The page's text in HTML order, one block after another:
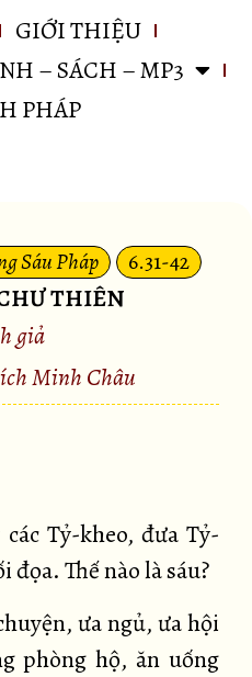
GIỚI THIỆU
– SÁCH – MP3
PHÁP
Sáu Pháp 6.31-42
THIÊN
giả
Minh Châu
Tỷ-kheo, đưa Tỷ-
Thế nào là sáu?
ưa ngủ, ưa hội
phòng hộ, ăn uống